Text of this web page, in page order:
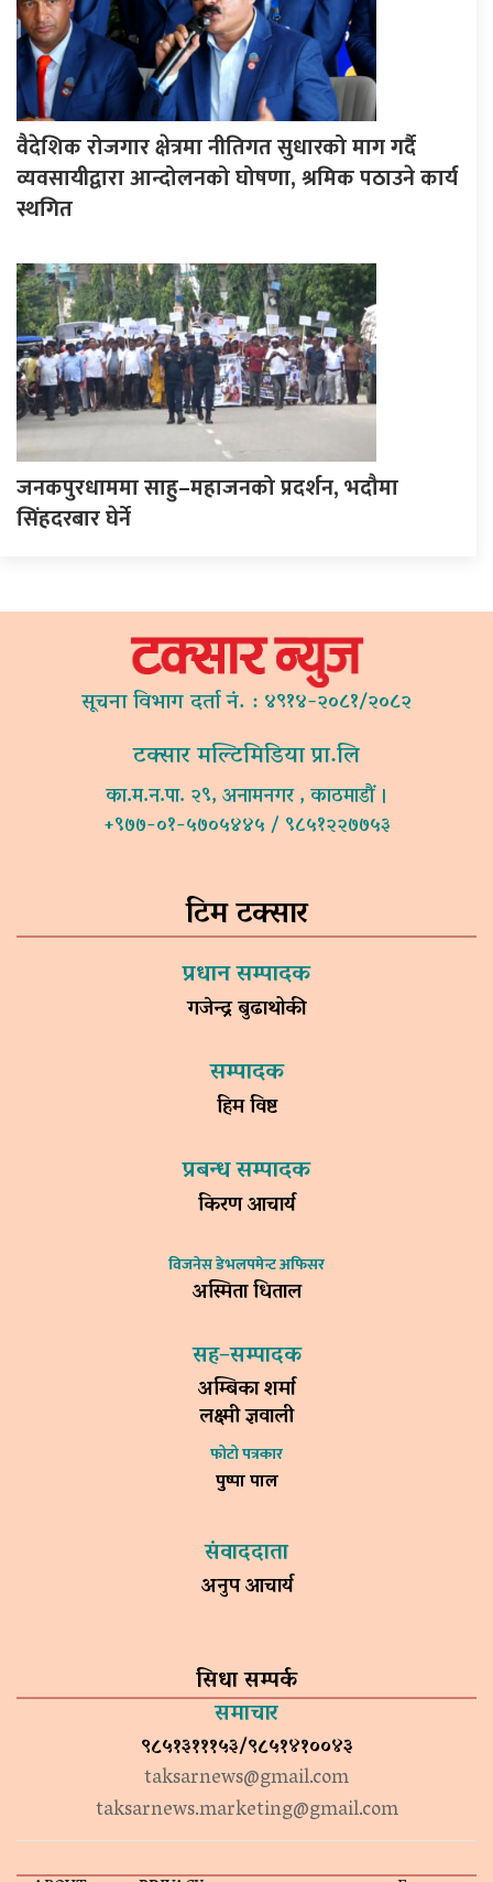
वैदेशिक रोजगार क्षेत्रमा नीतिगत सुधारको माग गर्दै
व्यवसायीद्वारा आन्दोलनको घोषणा, श्रमिक पठाउने कार्य
स्थगित
जनकपुरधाममा साहु–महाजनको प्रदर्शन, भदौमा
सिंहदरबार घेर्ने
सूचना विभाग दर्ता नं. : ४९१४-२०८१/२०८२
टक्सार मल्टिमिडिया प्रा.लि
का.म.न.पा. २९, अनामनगर , काठमाडौं ।
+९७७-०१-५७०५४४५ / ९८५१२२७७५३
टिम टक्सार
प्रधान सम्पादक
गजेन्द्र बुढाथोकी
सम्पादक
हिम विष्ट
प्रबन्ध सम्पादक
किरण आचार्य
विजनेस डेभलपमेन्ट अफिसर
अस्मिता धिताल
सह–सम्पादक
अम्बिका शर्मा
लक्ष्मी ज्ञवाली
फोटो पत्रकार
पुष्पा पाल
संवाददाता
अनुप आचार्य
सिधा सम्पर्क
समाचार
९८५१३१११५३/९८५१४१००४३
taksarnews@gmail.com
taksarnews.marketing@gmail.com